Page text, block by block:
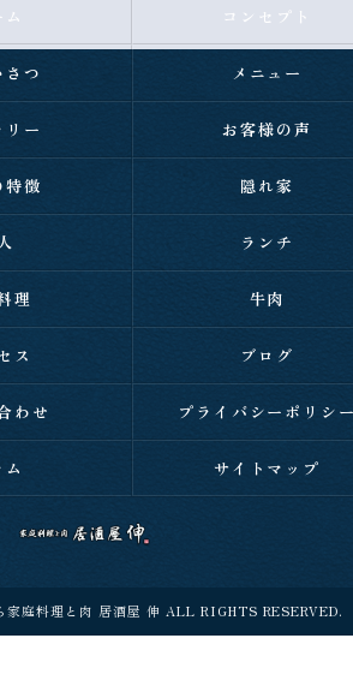
コンセプト
さつ メニュー
リー お客様の声
特徴 隠れ家
ランチ
理 牛肉
ス ブログ
わせ プライバシーポリシ
サイトマップ
庭料理と肉 居酒屋 伸 ALL RIGHTS RESERVED.